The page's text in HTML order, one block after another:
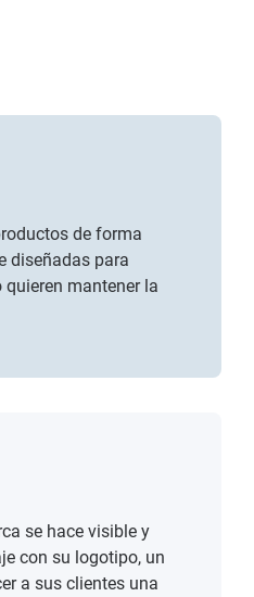
de forma
diseñadas para
mantener la
se hace visible y
con su logotipo, un
a sus clientes una